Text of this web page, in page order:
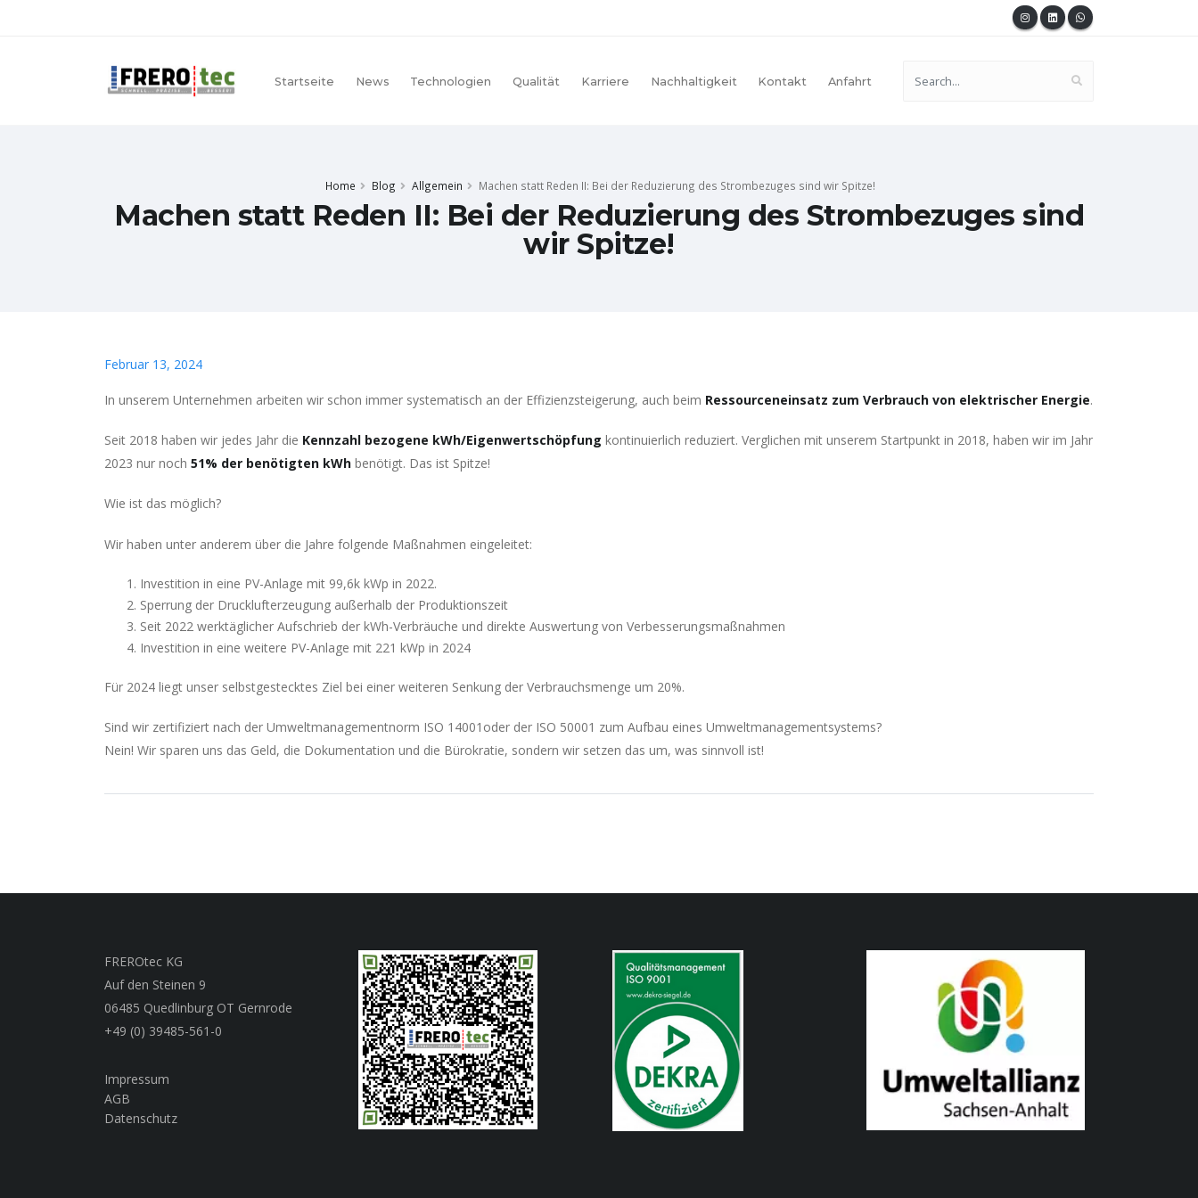
Startseite News Technologien Qualität Karriere Nachhaltigkeit Kontakt Anfahrt
Home Blog Allgemein Machen statt Reden II: Bei der Reduzierung des Strombezuges sind wir Spitze!
Machen statt Reden II: Bei der Reduzierung des Strombezuges sind
wir Spitze!
Februar 13, 2024
In unserem Unternehmen arbeiten wir schon immer systematisch an der Effizienzsteigerung, auch beim Ressourceneinsatz zum Verbrauch von elektrischer Energie.
Seit 2018 haben wir jedes Jahr die Kennzahl bezogene kWh/Eigenwertschöpfung kontinuierlich reduziert. Verglichen mit unserem Startpunkt in 2018, haben wir im Jahr
2023 nur noch 51% der benötigten kWh benötigt. Das ist Spitze!
Wie ist das möglich?
Wir haben unter anderem über die Jahre folgende Maßnahmen eingeleitet:
Investition in eine PV-Anlage mit 99,6k kWp in 2022.
Sperrung der Drucklufterzeugung außerhalb der Produktionszeit
Seit 2022 werktäglicher Aufschrieb der kWh-Verbräuche und direkte Auswertung von Verbesserungsmaßnahmen
Investition in eine weitere PV-Anlage mit 221 kWp in 2024
Für 2024 liegt unser selbstgestecktes Ziel bei einer weiteren Senkung der Verbrauchsmenge um 20%.
Sind wir zertifiziert nach der Umweltmanagementnorm ISO 14001oder der ISO 50001 zum Aufbau eines Umweltmanagementsystems?
Nein! Wir sparen uns das Geld, die Dokumentation und die Bürokratie, sondern wir setzen das um, was sinnvoll ist!
FREROtec KG
Auf den Steinen 9
06485 Quedlinburg OT Gernrode
+49 (0) 39485-561-0
Impressum
AGB
Datenschutz